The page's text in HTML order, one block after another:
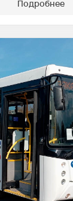
Подробнее